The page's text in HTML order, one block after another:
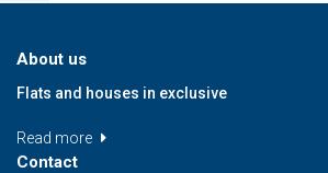
About us
Flats and houses in exclusive
Read more
Contact